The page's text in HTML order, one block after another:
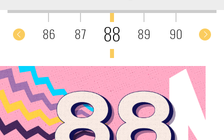
85 86 87 88 89 90 91